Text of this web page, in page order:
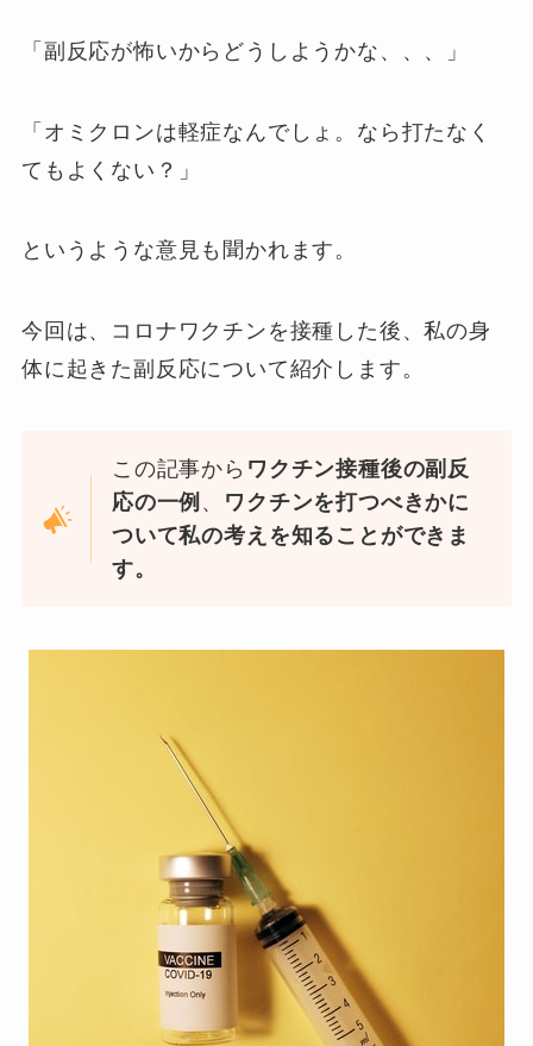
「副反応が怖いからどうしようかな、、、」
「オミクロンは軽症なんでしょ。なら打たなく
てもよくない？」
というような意見も聞かれます。
今回は、コロナワクチンを接種した後、私の身
体に起きた副反応について紹介します。
この記事から ワクチン接種後の副反
応の一例 、 ワクチンを打つべきかに
ついて私の考えを知ることができま
す。